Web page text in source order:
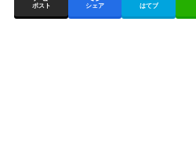
ポスト シェア はてブ